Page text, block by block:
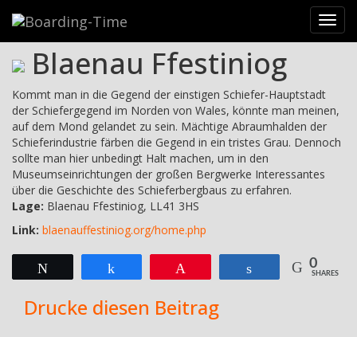
Snowdonia National Park
>Blaenau Ffestiniog
Blaenau Ffestiniog
Kommt man in die Gegend der einstigen Schiefer-Hauptstadt
der Schiefergegend im Norden von Wales, könnte man meinen,
auf dem Mond gelandet zu sein. Mächtige Abraumhalden der
Schieferindustrie färben die Gegend in ein tristes Grau. Dennoch
sollte man hier unbedingt Halt machen, um in den
Museumseinrichtungen der großen Bergwerke Interessantes
über die Geschichte des Schieferbergbaus zu erfahren.
Lage: Blaenau Ffestiniog, LL41 3HS
Link: blaenauffestiniog.org/home.php
Teilen 0
SHARES
Drucke diesen Beitrag